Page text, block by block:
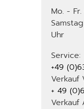
Mo. -
Uhr
Service:
+49
Verkauf
+ 49
Verkauf